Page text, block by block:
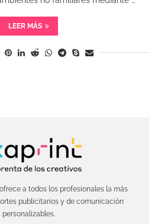
LEER MÁS
a todos los profesionales la más
publicitarios y de comunicación
personalizables.